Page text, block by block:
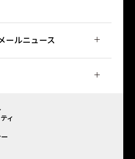
ールニュース
ィ